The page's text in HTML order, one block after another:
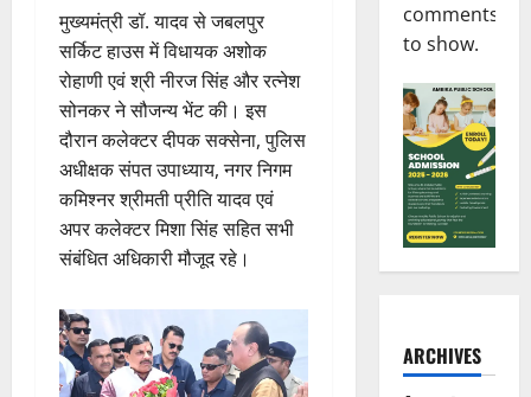
मुख्यमंत्री डॉ. यादव से जबलपुर
सर्किट हाउस में विधायक अशोक
रोहाणी एवं श्री नीरज सिंह और रत्नेश
सोनकर ने सौजन्य भेंट की। इस
दौरान कलेक्टर दीपक सक्सेना, पुलिस
अधीक्षक संपत उपाध्याय, नगर निगम
कमिश्नर श्रीमती प्रीति यादव एवं
अपर कलेक्टर मिशा सिंह सहित सभी
संबंधित अधिकारी मौजूद रहे।
comments
to show.
ARCHIVES